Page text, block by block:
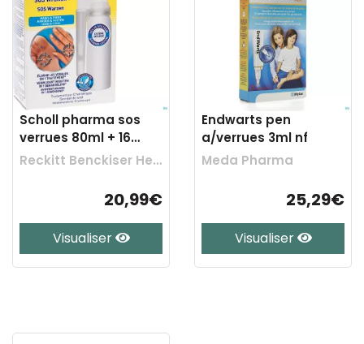
Scholl pharma sos
verrues 80ml + 16
applicateurs
Reckitt Benckiser Healthcare
20,99€
Visualiser
Endwarts pen
a/verrues 3ml nf
Meda Pharma
25,29€
Visualiser